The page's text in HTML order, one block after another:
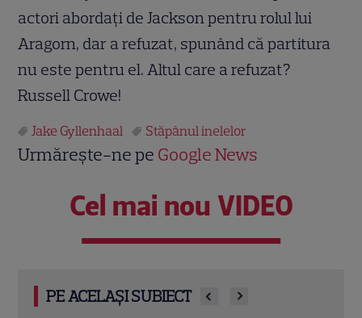
actori abordaţi de Jackson pentru rolul lui
Aragorn, dar a refuzat, spunând că partitura
nu este pentru el. Altul care a refuzat?
Russell Crowe!
Jake Gyllenhaal Stăpânul inelelor
Urmărește-ne pe Google News
Cel mai nou VIDEO
PE ACELAȘI SUBIECT